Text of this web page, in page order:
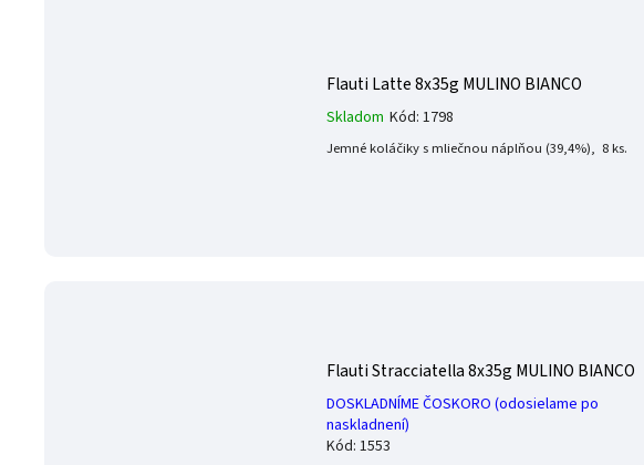
Flauti Latte 8x35g MULINO BIANCO
Skladom Kód: 1798
Jemné koláčiky s mliečnou náplňou (39,4%), 8 ks.
Flauti Stracciatella 8x35g MULINO BIANCO
DOSKLADNÍME ČOSKORO (odosielame po
naskladnení)
Kód: 1553